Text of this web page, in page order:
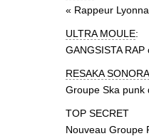
« Rappeur
ULTRA MOULE:
GANGSISTA RAP
RESAKA SONORA
Groupe Ska punk
TOP SECRET
Nouveau Groupe